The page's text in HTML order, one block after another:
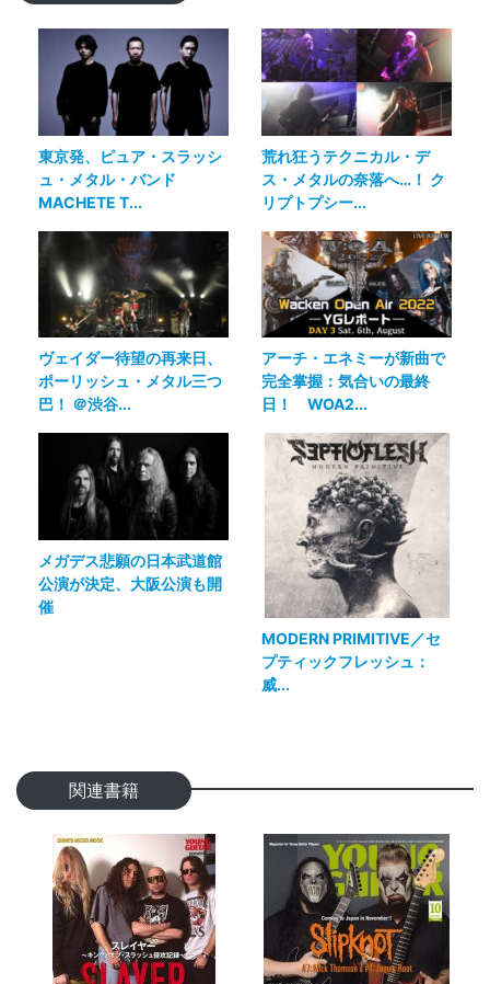
東京発、ピュア・スラッシ
ュ・メタル・バンド
MACHETE T...
荒れ狂うテクニカル・デ
ス・メタルの奈落へ…！ ク
リプトプシー...
ヴェイダー待望の再来日、
ポーリッシュ・メタル三つ
巴！ ＠渋谷...
アーチ・エネミーが新曲で
完全掌握：気合いの最終
日！ WOA2...
メガデス悲願の日本武道館
公演が決定、大阪公演も開
催
MODERN PRIMITIVE／セ
プティックフレッシュ：
威...
関連書籍